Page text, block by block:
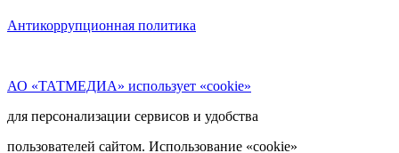
Антикоррупционная политика
АО «ТАТМЕДИА» использует «cookie»
для персонализации сервисов и удобства
пользователей сайтом. Использование «cookie»